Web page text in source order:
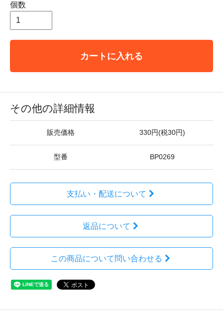
個数
カートに入れる
その他の詳細情報
販売価格 330円(税30円)
型番 BP0269
支払い・配送について
返品について
この商品について問い合わせる